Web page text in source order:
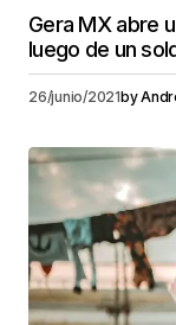
Gera MX abre
luego de un
26/junio/2021by